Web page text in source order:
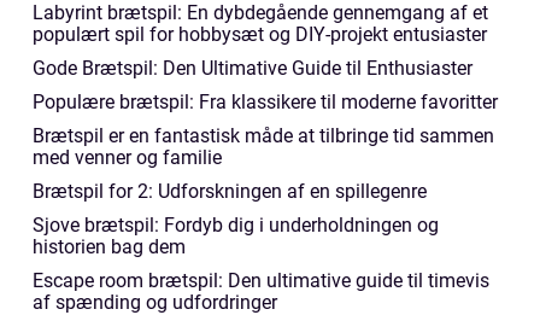
Labyrint brætspil: En dybdegående gennemgang af et
populært spil for hobbysæt og DIY-projekt entusiaster
Gode Brætspil: Den Ultimative Guide til Enthusiaster
Populære brætspil: Fra klassikere til moderne favoritter
Brætspil er en fantastisk måde at tilbringe tid sammen
med venner og familie
Brætspil for 2: Udforskningen af en spillegenre
Sjove brætspil: Fordyb dig i underholdningen og
historien bag dem
Escape room brætspil: Den ultimative guide til timevis
af spænding og udfordringer